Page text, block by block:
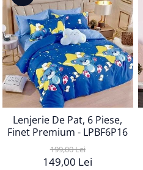
Lenjerie De Pat, 6 Piese,
Finet Premium - LPBF6P16
199,00 Lei
149,00 Lei